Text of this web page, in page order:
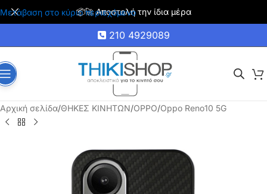
Μετάβαση στο κύριο περιεχόμενο
🚚 Δωρεάν μεταφορικά για αγορές άνω των 35€
210 4929089
Αρχική σελίδα/ΘΗΚΕΣ ΚΙΝΗΤΩΝ/OPPO/Oppo Reno10 5G